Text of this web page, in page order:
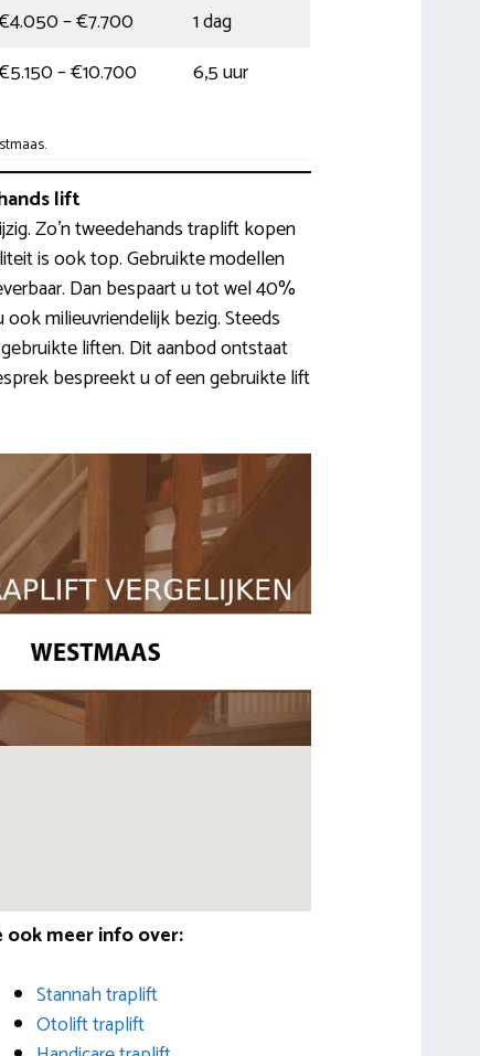
– €7.700
1 dag
– €10.700 6,5 uur
lift
Zo’n tweedehands traplift kopen
is ook top. Gebruikte modellen
Dan bespaart u tot wel 40%
milieuvriendelijk bezig. Steeds
liften. Dit aanbod ontstaat
bespreekt u of een gebruikte lift
ook meer info over:
Stannah traplift
Otolift traplift